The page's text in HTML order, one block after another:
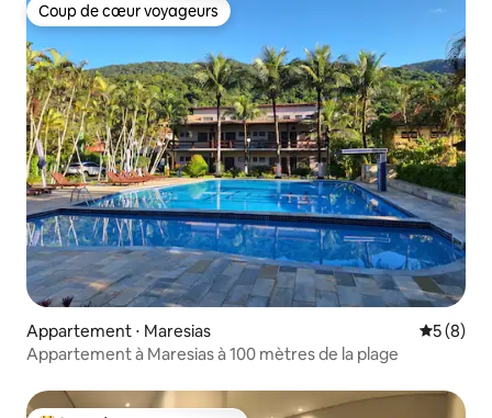
Coup de cœur voyageurs
Coup de cœur voyageurs
Appartement ⋅ Maresias
5 (8)
Appartement à Maresias à 100 mètres de la plage